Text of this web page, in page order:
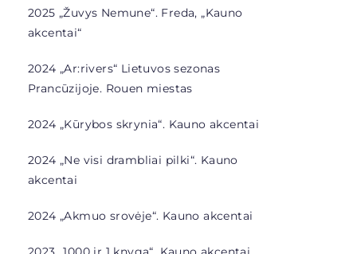
2025 „Žuvys Nemune“. Freda, „Kauno
akcentai“
2024 „Ar:rivers“ Lietuvos sezonas
Prancūzijoje. Rouen miestas
2024 „Kūrybos skrynia“. Kauno akcentai
2024 „Ne visi drambliai pilki“. Kauno
akcentai
2024 „Akmuo srovėje“. Kauno akcentai